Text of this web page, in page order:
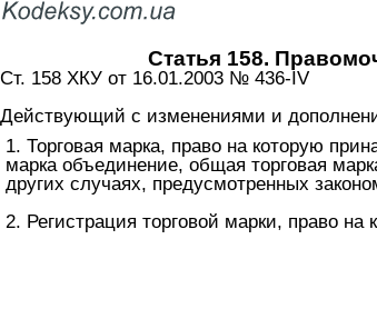
Статья 158.
Ст. 158 ХКУ от 16.01.2003 № 436-IV
Действующий с изменениями и
1. Торговая марка, право на которую
марка объединение, общая торговая
других случаях, предусмотренных
2. Регистрация торговой марки, право